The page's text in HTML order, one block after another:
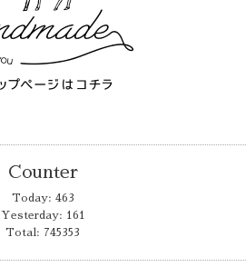
Counter
Today: 463
Yesterday: 161
Total: 745353